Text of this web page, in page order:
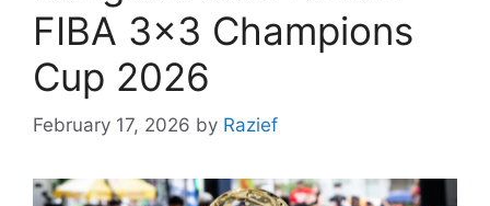
FIBA 3×3 Champions
Cup 2026
February 17, 2026 by Razief